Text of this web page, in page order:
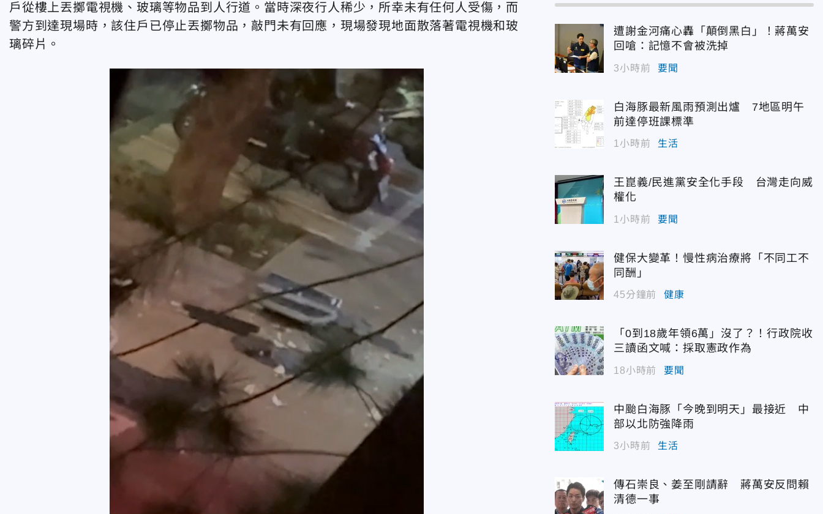
戶從樓上丟擲電視機、玻璃等物品到人行道。當時深夜行人稀少，所幸未有任何人受傷，而
警方到達現場時，該住戶已停止丟擲物品，敲門未有回應，現場發現地面散落著電視機和玻
璃碎片。
遭謝金河痛心轟「顛倒黑白」！蔣萬安
回嗆：記憶不會被洗掉
3小時前 要聞
白海豚最新風雨預測出爐 7地區明午
前達停班課標準
1小時前 生活
王崑義/民進黨安全化手段 台灣走向威
權化
1小時前 要聞
健保大變革！慢性病治療將「不同工不
同酬」
45分鐘前 健康
「0到18歲年領6萬」沒了？！行政院收
三讀函文喊：採取憲政作為
18小時前 要聞
中颱白海豚「今晚到明天」最接近 中
部以北防強降雨
3小時前 生活
傳石崇良、姜至剛請辭 蔣萬安反問賴
清德一事